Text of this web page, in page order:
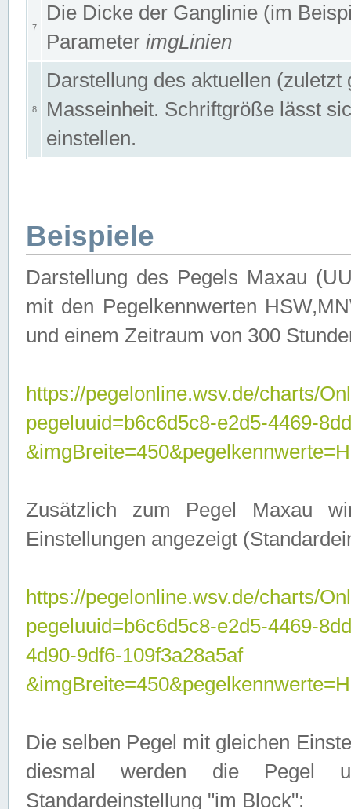
7
Die Dicke der Ganglinie (im
Parameter imgLinien
8
Darstellung des aktuellen
Masseinheit. Schriftgröße lässt
einstellen.
Beispiele
Darstellung des Pegels Maxau
mit den Pegelkennwerten
und einem Zeitraum von 300
https://pegelonline.wsv.de/charts/
pegeluuid=b6c6d5c8-e2d5-4469-
Zusätzlich zum Pegel Maxau
Einstellungen angezeigt
https://pegelonline.wsv.de/charts/
pegeluuid=b6c6d5c8-e2d5-4469-
4d90-9df6-109f3a28a5af
Die selben Pegel mit gleichen
diesmal werden die Pegel
Standardeinstellung "im Block":